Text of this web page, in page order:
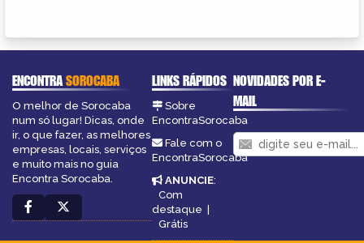
ENCONTRASOROCABA
O melhor de Sorocaba
num só lugar! Dicas, onde
ir, o que fazer, as melhores
empresas, locais, serviços
e muito mais no guia
Encontra Sorocaba.
LINKS RÁPIDOS
Sobre
EncontraSorocaba
Fale com o
EncontraSorocaba
ANUNCIE:
Com
destaque |
Grátis
NOVIDADES POR E-
MAIL